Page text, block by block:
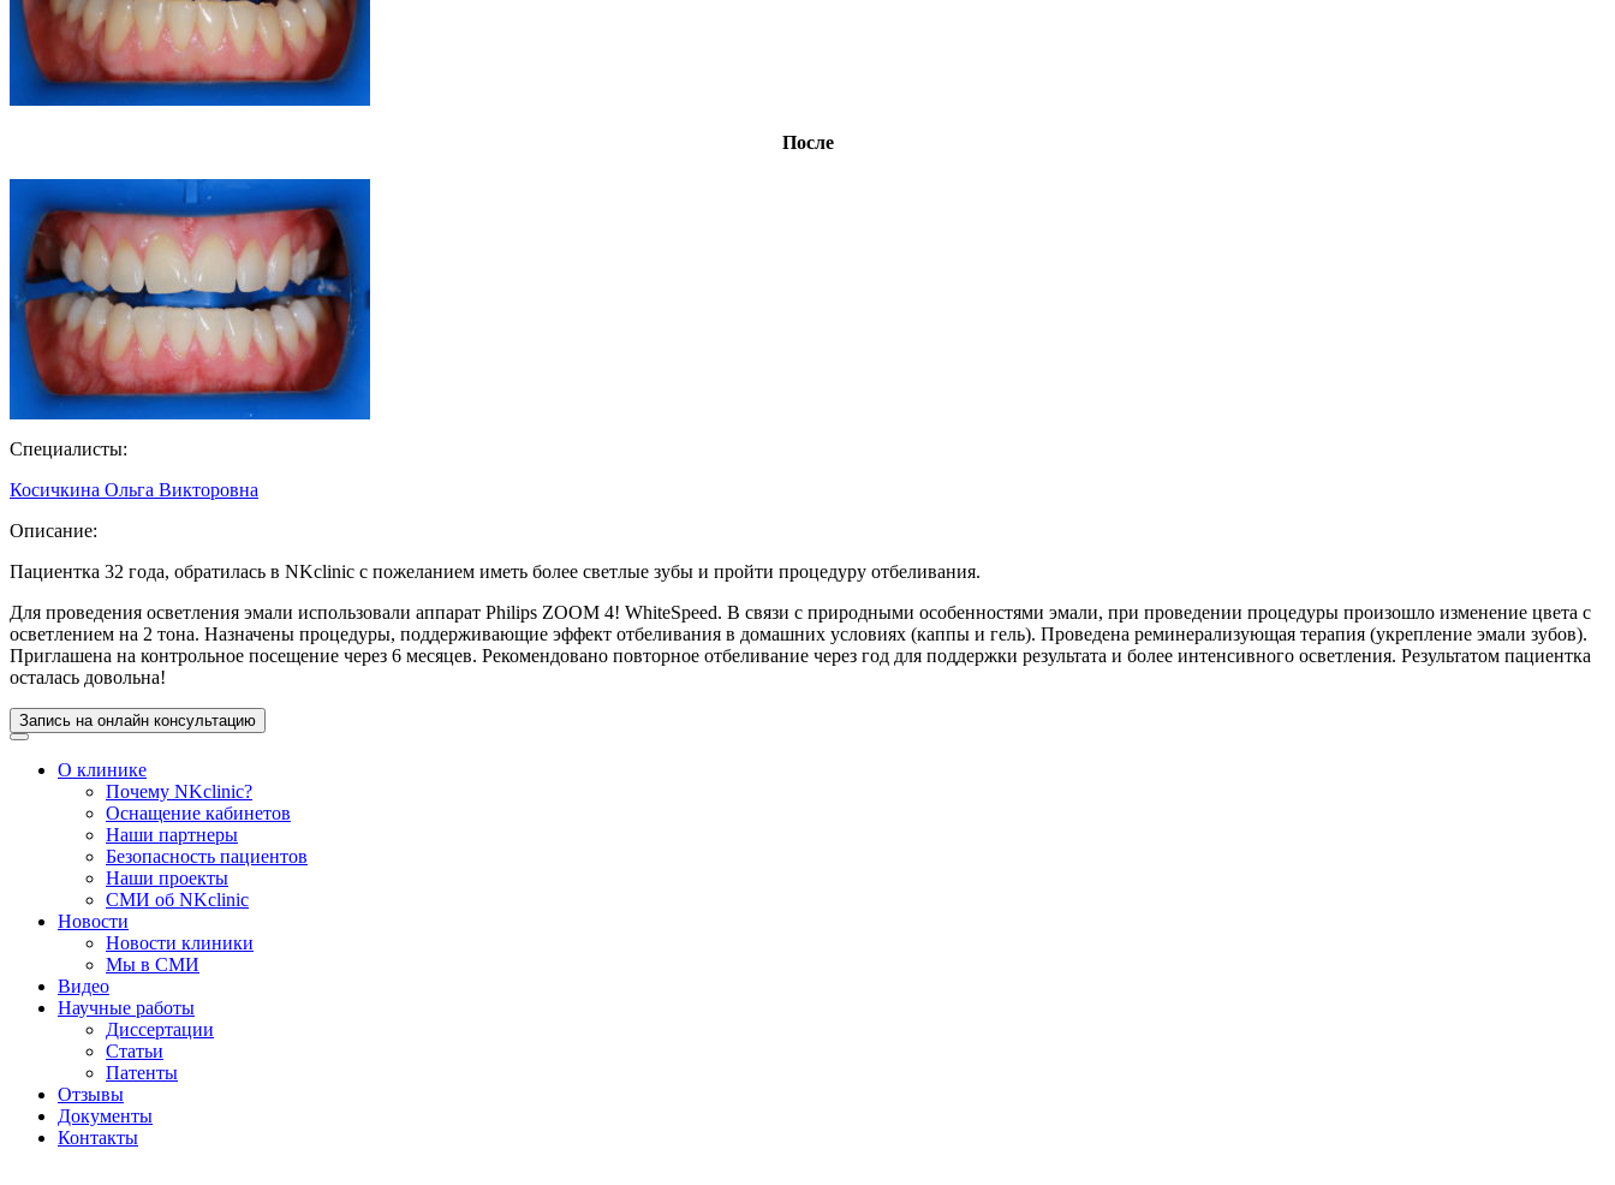
После
Специалисты:
Косичкина Ольга Викторовна
Описание:
Пациентка 32 года, обратилась в NKclinic с пожеланием иметь более светлые зубы и пройти процедуру отбеливания.
Для проведения осветления эмали использовали аппарат Philips ZOOM 4! WhiteSpeed. В связи с природными особенностями эмали, при проведении процедуры произошло изменение цвета с
осветлением на 2 тона. Назначены процедуры, поддерживающие эффект отбеливания в домашних условиях (каппы и гель). Проведена реминерализующая терапия (укрепление эмали зубов).
Приглашена на контрольное посещение через 6 месяцев. Рекомендовано повторное отбеливание через год для поддержки результата и более интенсивного осветления. Результатом пациентка
осталась довольна!
Запись на онлайн консультацию
О клинике
Почему NKclinic?
Оснащение кабинетов
Наши партнеры
Безопасность пациентов
Наши проекты
СМИ об NKclinic
Новости
Новости клиники
Мы в СМИ
Видео
Научные работы
Диссертации
Статьи
Патенты
Отзывы
Документы
Контакты